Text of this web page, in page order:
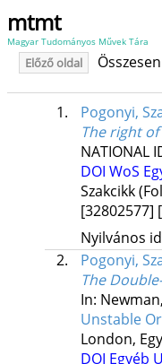
mtmt
Magyar Tudományos Művek Tára
Előző oldal
1.
Pogonyi,
The right of
NATIONAL
DOI WoS
Szakcikk
[32802577]
Nyilvános
2.
Pogonyi,
The
In:
Unstable
London,
DOI Egyéb